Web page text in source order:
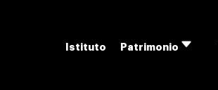
Istituto Patrimonio